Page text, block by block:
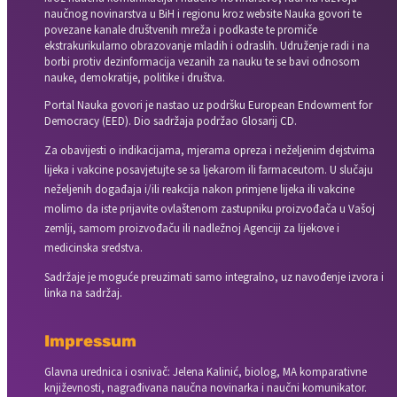
naučnog novinarstva u BiH i regionu kroz website Nauka govori te
povezane kanale društvenih mreža i podkaste te promiče
ekstrakurikularno obrazovanje mladih i odraslih. Udruženje radi i na
borbi protiv dezinformacija vezanih za nauku te se bavi odnosom
nauke, demokratije, politike i društva.
Portal Nauka govori je nastao uz podršku European Endowment for
Democracy (EED). Dio sadržaja podržao Glosarij CD.
Za obavijesti o indikacijama, mjerama opreza i neželjenim dejstvima
lijeka i vakcine posavjetujte se sa ljekarom ili farmaceutom. U slučaju
neželjenih događaja i/ili reakcija nakon primjene lijeka ili vakcine
molimo da iste prijavite ovlaštenom zastupniku proizvođača u Vašoj
zemlji, samom proizvođaču ili nadležnoj Agenciji za lijekove i
medicinska sredstva.
Sadržaje je moguće preuzimati samo integralno, uz navođenje izvora i
linka na sadržaj.
Impressum
Glavna urednica i osnivač: Jelena Kalinić, biolog, MA komparativne
književnosti, nagrađivana naučna novinarka i naučni komunikator.